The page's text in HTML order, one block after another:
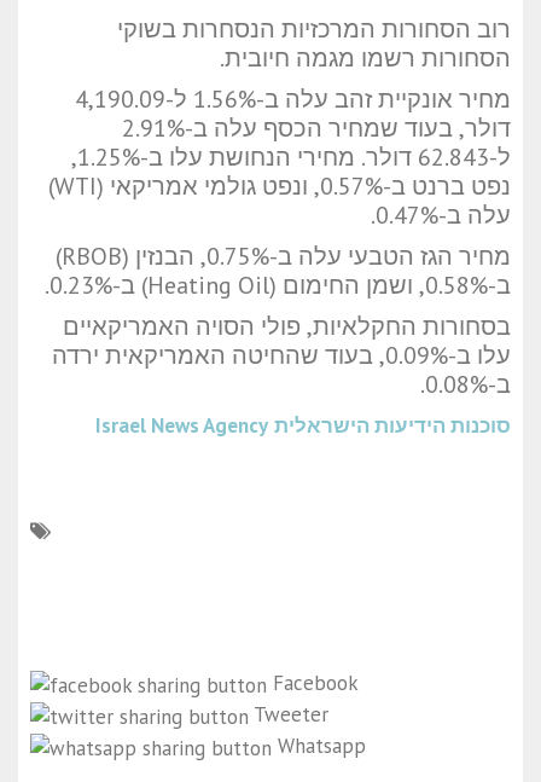
רוב הסחורות המרכזיות הנסחרות בשוקי
הסחורות רשמו מגמה חיובית.
מחיר אונקיית זהב עלה ב-1.56% ל-4,190.09
דולר, בעוד שמחיר הכסף עלה ב-2.91%
ל-62.843 דולר. מחירי הנחושת עלו ב-1.25%,
נפט ברנט ב-0.57%, ונפט גולמי אמריקאי (WTI)
עלה ב-0.47%.
מחיר הגז הטבעי עלה ב-0.75%, הבנזין (RBOB)
ב-0.58%, ושמן החימום (Heating Oil) ב-0.23%.
בסחורות החקלאיות, פולי הסויה האמריקאיים
עלו ב-0.09%, בעוד שהחיטה האמריקאית ירדה
ב-0.08%.
סוכנות הידיעות הישראלית Israel News Agency
Facebook
Tweeter
Whatsapp